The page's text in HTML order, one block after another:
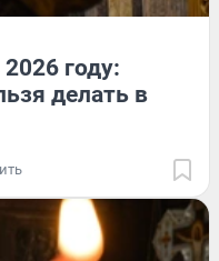
году:
делать в